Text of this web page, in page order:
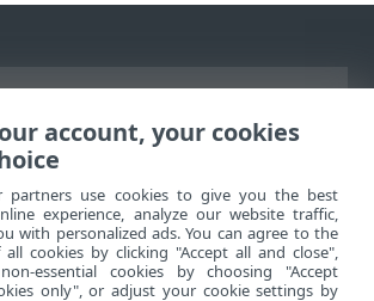
de cunoştinţe ESET
Forum ESET
account, your cookies
partners use cookies to give you the best
experience, analyze our website traffic,
with personalized ads. You can agree to the
cookies by clicking "Accept all and close",
essential cookies by choosing "Accept
only", or adjust your cookie settings by